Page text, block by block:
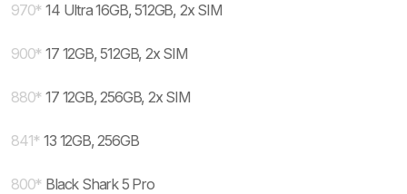
970* 14 Ultra 16GB, 512GB, 2x SIM
900* 17 12GB, 512GB, 2x SIM
880* 17 12GB, 256GB, 2x SIM
841* 13 12GB, 256GB
800* Black Shark 5 Pro